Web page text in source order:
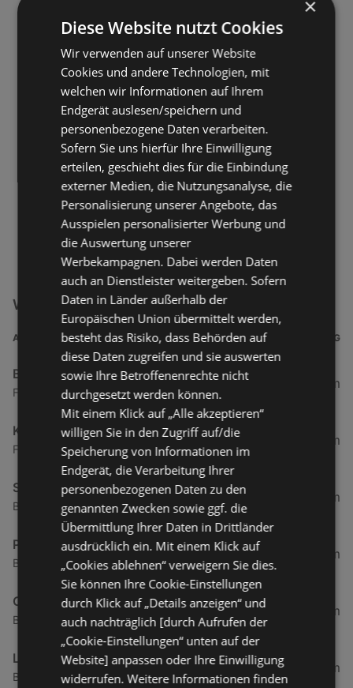
WOW Filialen in der Nähe
ADRESSE ENTFERNUNG
Brasserie
Franz-Habich-Straße 18, 26757 Borkum
0,22 km
Künstlerklause Borkum
Franz-Habich-Straße 2, 26757 Borkum
0,25 km
Seekiste
Bismarckstraße 3, 26757 Borkum
0,26 km
Pferdestall
Bismarckstraße 20, 26757 Borkum
0,37 km
Cafe & Bar Columbus Borkum
Bismarckstraße 24, 26757 Borkum
0,39 km
Lord Nelson
Bismarckstraße 28, 26757 Borkum
0,4 km
×
Diese Website nutzt Cookies
Wir verwenden auf unserer Website
Cookies und andere Technologien, mit
welchen wir Informationen auf Ihrem
Endgerät auslesen/speichern und
personenbezogene Daten verarbeiten.
Sofern Sie uns hierfür Ihre Einwilligung
erteilen, geschieht dies für die Einbindung
externer Medien, die Nutzungsanalyse, die
Personalisierung unserer Angebote, das
Ausspielen personalisierter Werbung und
die Auswertung unserer
Werbekampagnen. Dabei werden Daten
auch an Dienstleister weitergeben. Sofern
Daten in Länder außerhalb der
Europäischen Union übermittelt werden,
besteht das Risiko, dass Behörden auf
diese Daten zugreifen und sie auswerten
sowie Ihre Betroffenenrechte nicht
durchgesetzt werden können.
Mit einem Klick auf „Alle akzeptieren“
willigen Sie in den Zugriff auf/die
Speicherung von Informationen im
Endgerät, die Verarbeitung Ihrer
personenbezogenen Daten zu den
genannten Zwecken sowie ggf. die
Übermittlung Ihrer Daten in Drittländer
ausdrücklich ein. Mit einem Klick auf
„Cookies ablehnen“ verweigern Sie dies.
Sie können Ihre Cookie-Einstellungen
durch Klick auf „Details anzeigen“ und
auch nachträglich [durch Aufrufen der
„Cookie-Einstellungen“ unten auf der
Website] anpassen oder Ihre Einwilligung
widerrufen. Weitere Informationen finden